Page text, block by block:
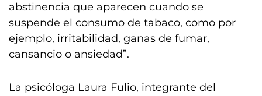
abstinencia que aparecen cuando se
suspende el consumo de tabaco, como por
ejemplo, irritabilidad, ganas de fumar,
cansancio o ansiedad”.
La psicóloga Laura Fulio, integrante del